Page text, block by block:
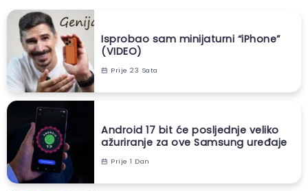
Isprobao sam minijaturni “iPhone”
(VIDEO)
Prije 23 Sata
Android 17 bit će posljednje veliko
ažuriranje za ove Samsung uređaje
Prije 1 Dan